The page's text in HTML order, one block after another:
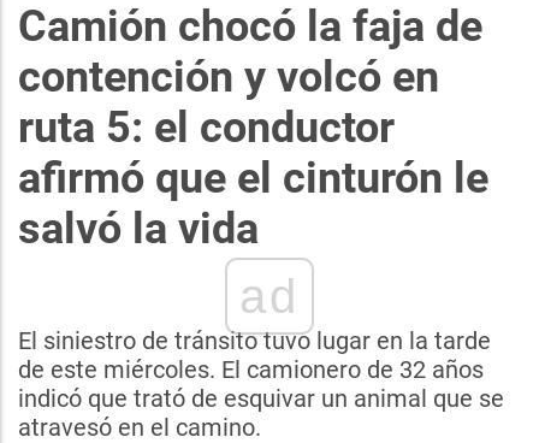
Camión chocó la faja de
contención y volcó en
ruta 5: el conductor
afirmó que el cinturón le
salvó la vida
ad
El siniestro de tránsito tuvo lugar en la tarde
de este miércoles. El camionero de 32 años
indicó que trató de esquivar un animal que se
atravesó en el camino.